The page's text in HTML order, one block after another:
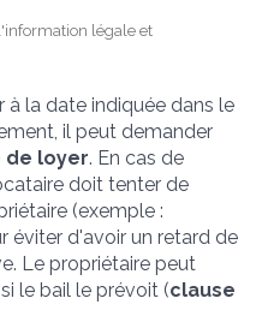
légale et
la date indiquée dans le
il peut demander
de loyer. En cas de
doit tenter de
(exemple :
éviter d'avoir un retard de
Le propriétaire peut
le bail le prévoit (clause